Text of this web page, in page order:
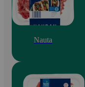
Nauta